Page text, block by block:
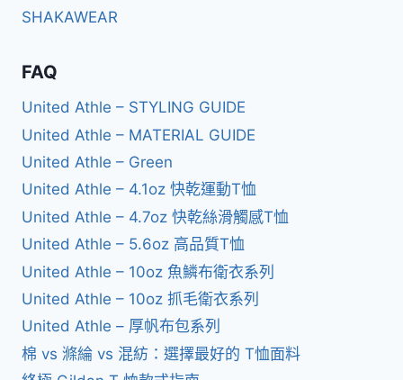
SHAKAWEAR
FAQ
United Athle – STYLING GUIDE
United Athle – MATERIAL GUIDE
United Athle – Green
United Athle – 4.1oz 快乾運動T恤
United Athle – 4.7oz 快乾絲滑觸感T恤
United Athle – 5.6oz 高品質T恤
United Athle – 10oz 魚鱗布衛衣系列
United Athle – 10oz 抓毛衛衣系列
United Athle – 厚帆布包系列
棉 vs 滌綸 vs 混紡：選擇最好的 T恤面料